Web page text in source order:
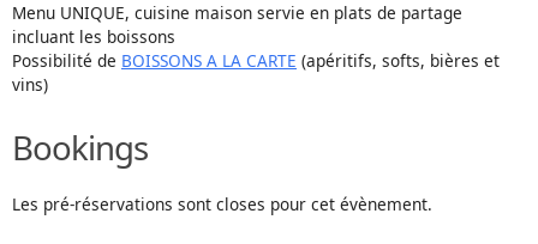
Menu UNIQUE, cuisine maison servie en plats de partage
incluant les boissons
Possibilité de BOISSONS A LA CARTE (apéritifs, softs, bières et
vins)
Bookings
Les pré-réservations sont closes pour cet évènement.